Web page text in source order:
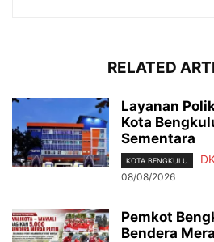
RELATED
Layanan
Kota
Sementara
KOTA BENGKULU
08/08/2026
Pemkot
Bendera